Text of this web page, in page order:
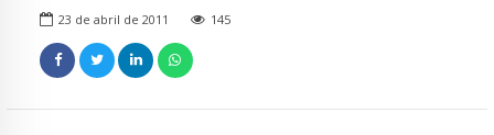
23 de abril de 2011 145